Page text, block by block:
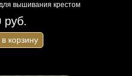
вышивания крестом
руб.
корзину